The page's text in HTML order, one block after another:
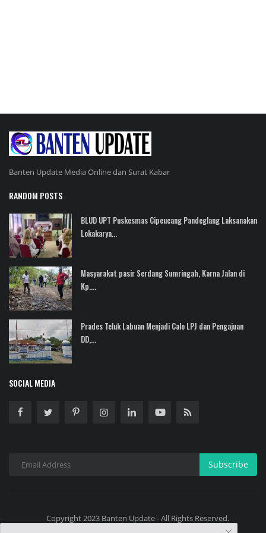
Banten Update Media Online dan Surat Kabar
RANDOM POSTS
BLUD UPT Puskesmas Cipeucang Pandeglang Laksanakan
Lokakarya...
Masyarakat pasir Serdang Sumringah, Karna Jalan di
Kp....
Prades Teluk Labuan Menjadi Calo LPJ dan Pengajuan
DD,...
SOCIAL MEDIA
Subscribe
Copyright 2023 Banten Update - All Rights Reserved.